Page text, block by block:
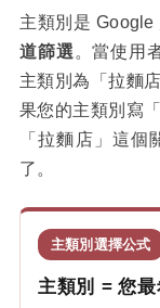
主類別是
道篩選 。當使用
主類別為「拉麵
果您的主類別寫
「拉麵店」這
了。
主類別選擇公式
主類別 = 您